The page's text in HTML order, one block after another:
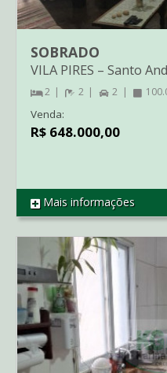
REF SO3030
SOBRADO
VILA PIRES – Santo
2 2 2
Venda:
R$ 648.000,00
Mais informações